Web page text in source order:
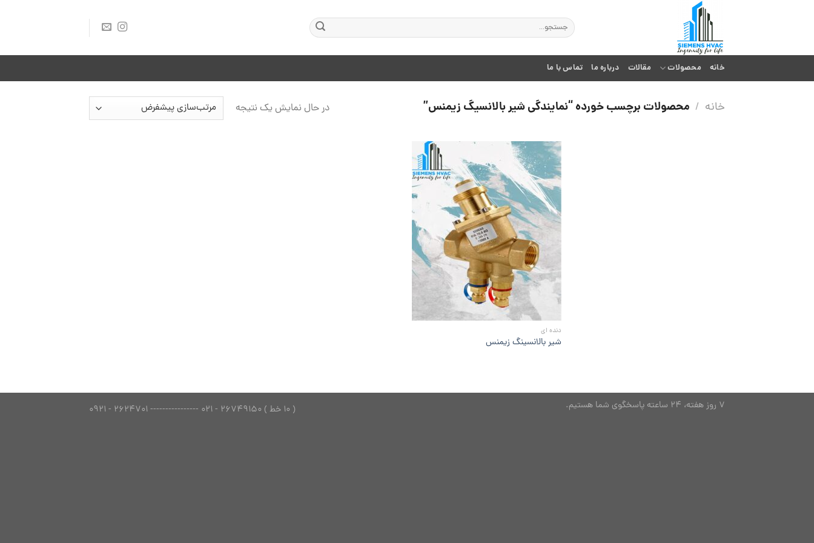
جستجو
برای:
خانه محصولات مقالات درباره ما تماس با ما
خانه / محصولات برچسب خورده “نمایندگی شیر بالانسیگ زیمنس” در حال نمایش یک نتیجه
به
ها
دنده ای
شیر بالانسینگ زیمنس
( 10 خط ) 26749150 - 021 ---------------- 2624701 - 0921 7 روز هفته، 24 ساعته پاسخگوی شما هستیم.